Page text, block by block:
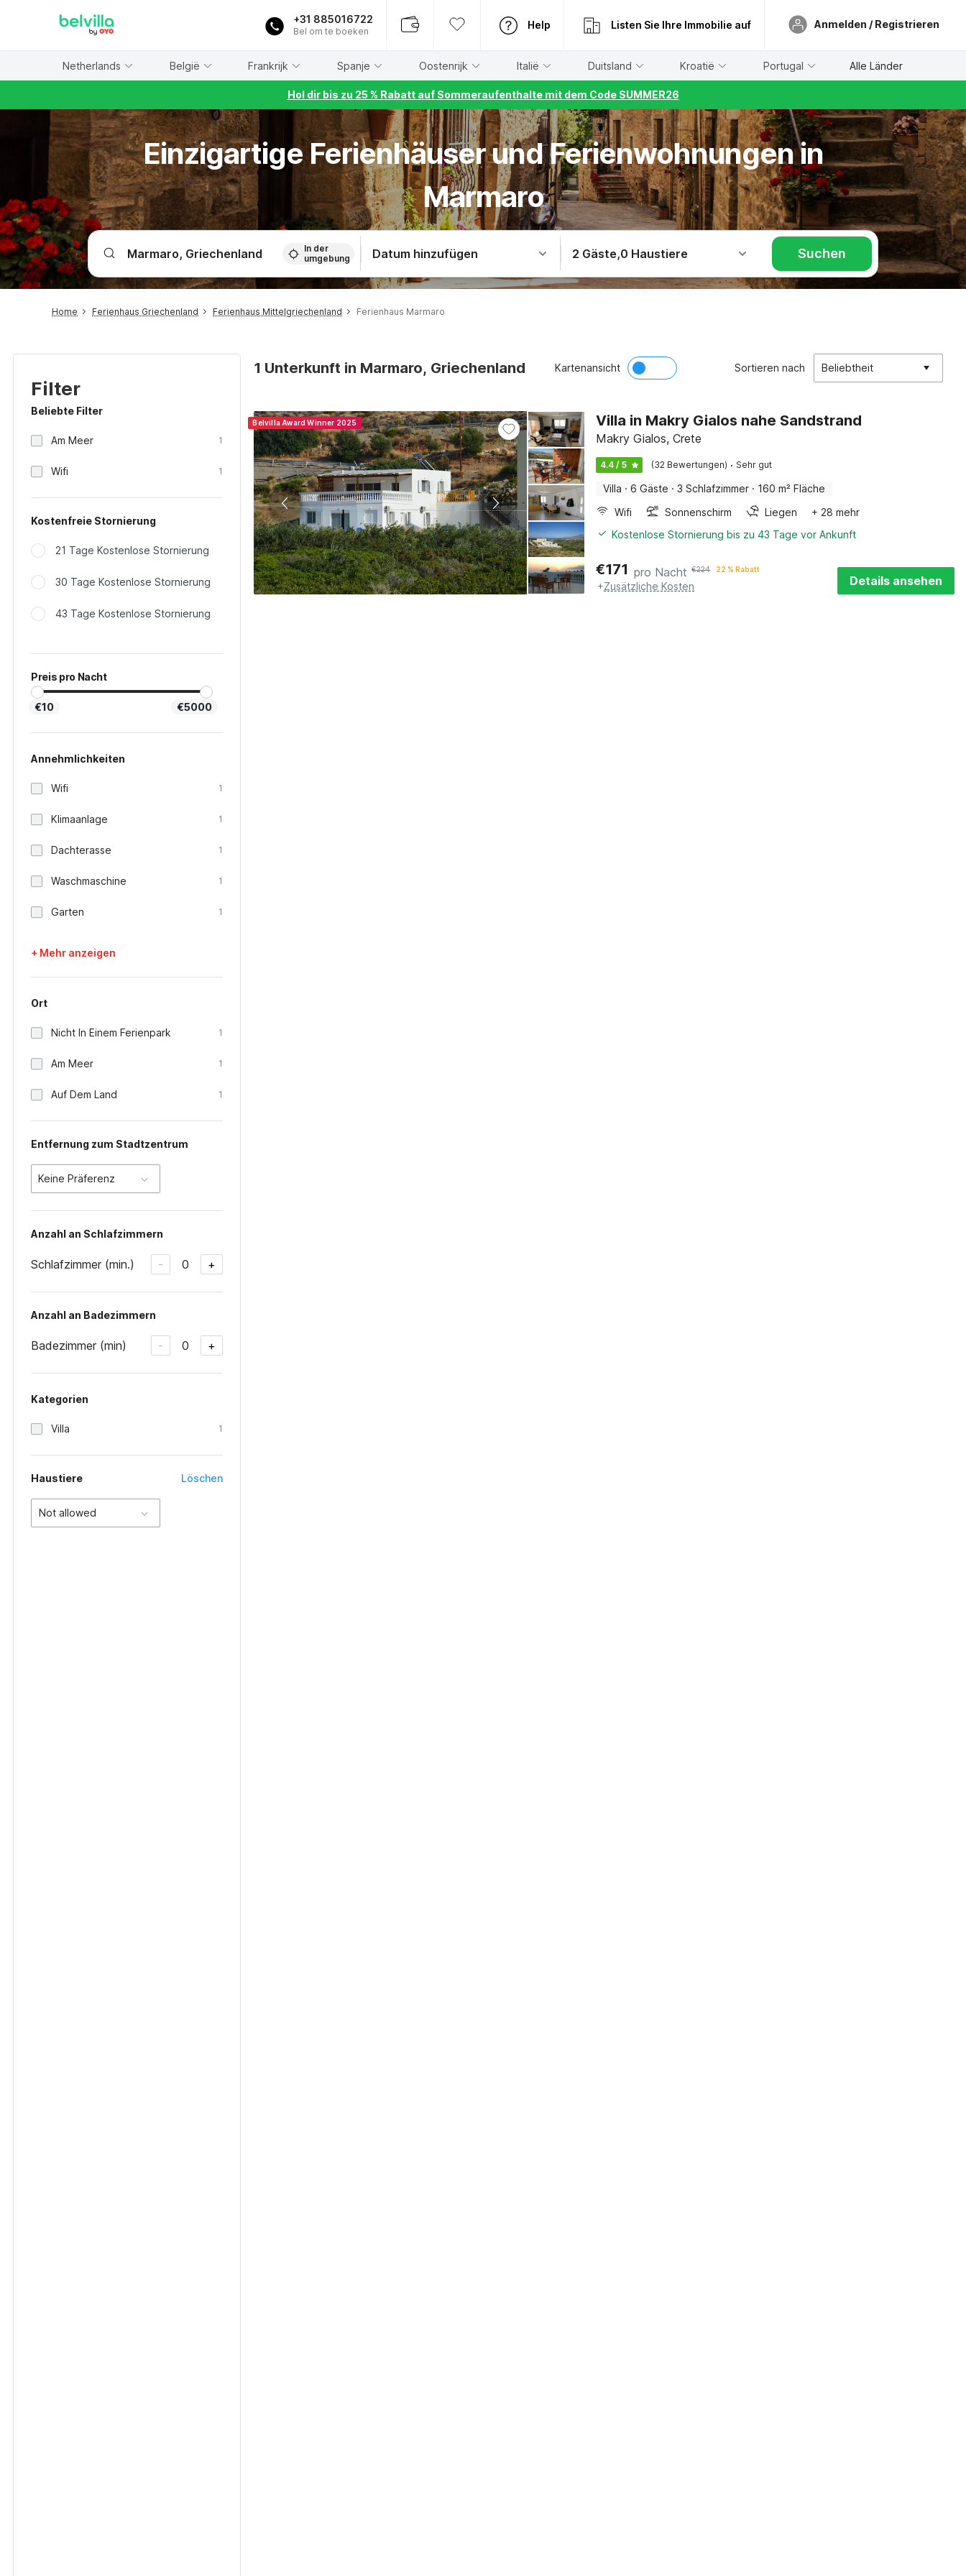
+31 885016722
Bel om te boeken
Help Listen Sie Ihre Immobilie auf Anmelden / Registrieren
Netherlands België Frankrijk Spanje Oostenrijk Italië Duitsland Kroatië Portugal Alle Länder
Hol dir bis zu 25 % Rabatt auf Sommeraufenthalte mit dem Code SUMMER26
Einzigartige Ferienhäuser und Ferienwohnungen in
Marmaro
In der
umgebung
Datum hinzufügen 2 Gäste,0 Haustiere Suchen
Home Ferienhaus Griechenland Ferienhaus Mittelgriechenland Ferienhaus Marmaro
Filter
Beliebte Filter
Am Meer 1
Wifi 1
Kostenfreie Stornierung
21 Tage Kostenlose Stornierung
30 Tage Kostenlose Stornierung
43 Tage Kostenlose Stornierung
Preis pro Nacht
€10 €5000
Annehmlichkeiten
Wifi 1
Klimaanlage 1
Dachterasse 1
Waschmaschine 1
Garten 1
+ Mehr anzeigen
Ort
Nicht In Einem Ferienpark 1
Am Meer 1
Auf Dem Land 1
Entfernung zum Stadtzentrum
Keine Präferenz
Anzahl an Schlafzimmern
Schlafzimmer (min.) - 0 +
Anzahl an Badezimmern
Badezimmer (min) - 0 +
Kategorien
Villa 1
Haustiere Löschen
Not allowed
1 Unterkunft in Marmaro, Griechenland Kartenansicht Sortieren nach Beliebtheit
Belvilla Award Winner 2025 Villa in Makry Gialos nahe Sandstrand
Makry Gialos, Crete
4.4 / 5 (32 Bewertungen) · Sehr gut
Villa · 6 Gäste · 3 Schlafzimmer · 160 m² Fläche
Wifi
Sonnenschirm Liegen
+ 28 mehr
Kostenlose Stornierung bis zu 43 Tage vor Ankunft
€171 pro Nacht €224 22 % Rabatt
+Zusätzliche Kosten Details ansehen